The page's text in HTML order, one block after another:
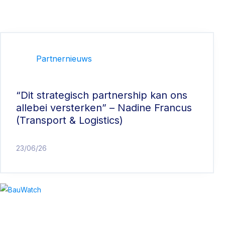
Partnernieuws
“Dit strategisch partnership kan ons
allebei versterken” – Nadine Francus
(Transport & Logistics)
23/06/26